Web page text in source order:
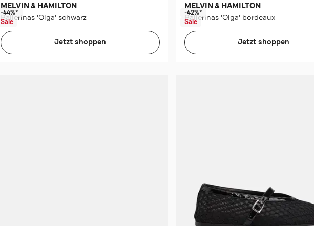
MELVIN & HAMILTON
Ballerinas 'Olga' schwarz
-44%*
Sale
Jetzt shoppen
MELVIN & HAMILTON
Ballerinas 'Olga' bordeaux
-42%*
Sale
Jetzt shoppen